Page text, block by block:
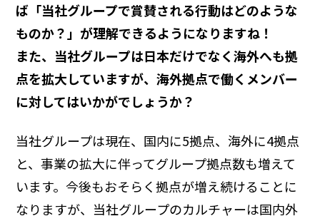
ば「当社グループで賞賛される行動はどのような
ものか？」が理解できるようになりますね！
また、当社グループは日本だけでなく海外へも拠
点を拡大していますが、海外拠点で働くメンバー
に対してはいかがでしょうか？
当社グループは現在、国内に5拠点、海外に4拠点
と、事業の拡大に伴ってグループ拠点数も増えて
います。今後もおそらく拠点が増え続けることに
なりますが、当社グループのカルチャーは国内外